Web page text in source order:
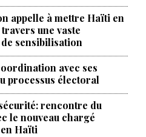
appelle à mettre Haïti en
une vaste
sensibilisation
avec ses
processus électoral
rencontre du
le nouveau chargé
Haïti
et de
africaine